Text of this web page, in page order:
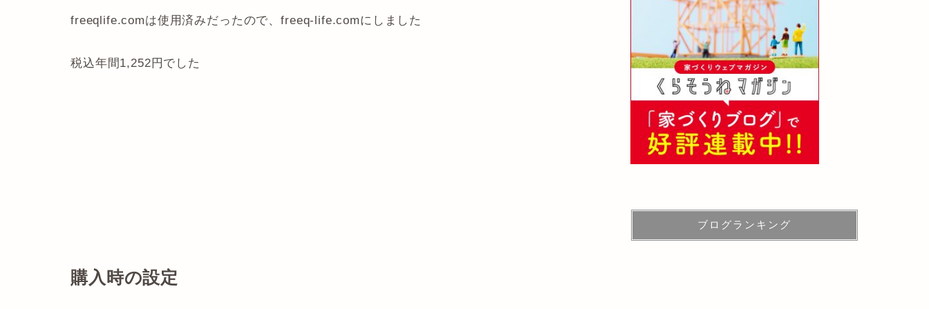
freeqlife.comは使用済みだったので、freeq-life.comにしました
税込年間1,252円でした
購入時の設定
ブログランキング